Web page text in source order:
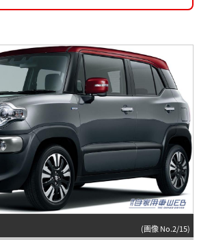
(画像 No.2/15)